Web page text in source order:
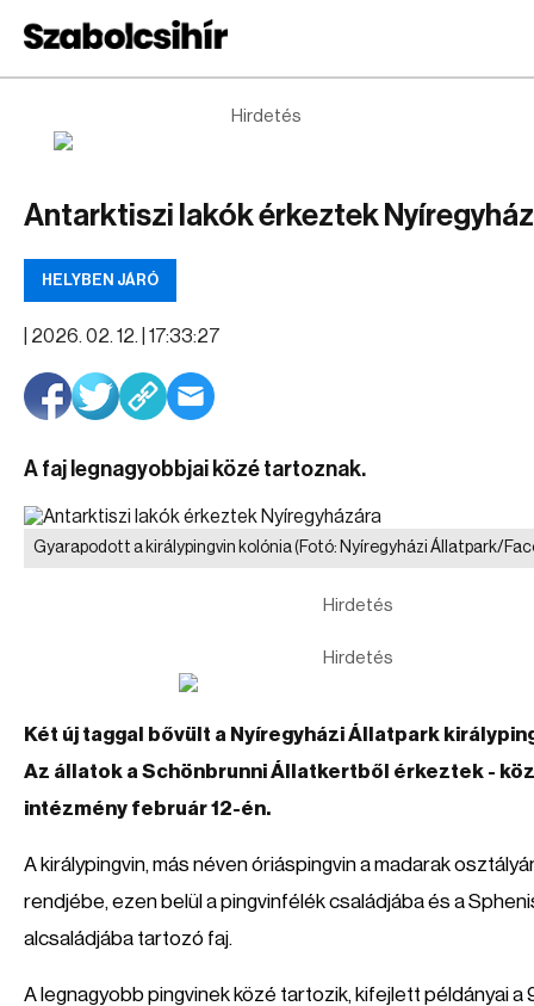
Hirdetés
Antarktiszi lakók érkeztek
HELYBEN JÁRÓ
2026. 02. 12. | 17:33:27
A faj legnagyobbjai közé tartoznak.
Gyarapodott a királypingvin kolónia(Fotó: Nyíregyházi Állatpark/
Hirdetés
Hirdetés
Két új taggal bővült a Nyíregyházi Állatpark
Az állatok a Schönbrunni Állatkertből érkeztek -
intézmény február 12-én.
A királypingvin, más néven óriáspingvin a madarak
rendjébe, ezen belül a pingvinfélék családjába és a
alcsaládjába tartozó faj.
A legnagyobb pingvinek közé tartozik, kifejlett példányai a